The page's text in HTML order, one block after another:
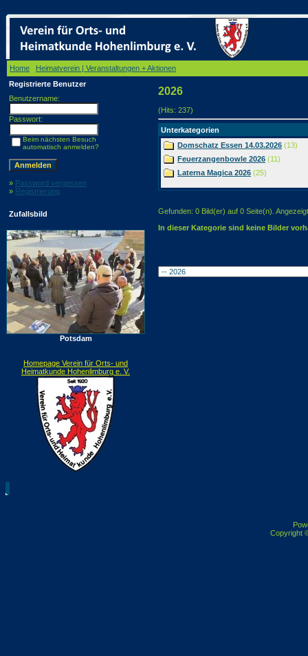
Home Heimatverein | Veranstaltungen + Aktionen
Registrierte Benutzer
Benutzername:
Passwort:
Beim nächsten Besuch
automatisch anmelden?
» Password vergessen
» Registrierung
Zufallsbild
Potsdam
Homepage Verein für Orts- und
Heimatkunde Hohenlimburg e. V.
2026
(Hits: 237)
Unterkategorien
Domschatz Essen 14.03.2026 (13)
Feuerzangenbowle 2026 (11)
Laterna Magica 2026 (25)
Gefunden: 0 Bild(er) auf 0 Seite(n).
In dieser Kategorie sind keine Bilder
Copyright